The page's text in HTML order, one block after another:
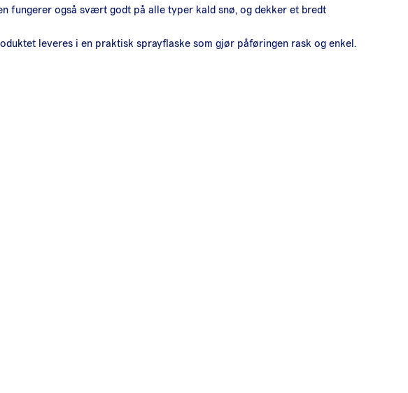
fungerer også svært godt på alle typer kald snø, og dekker et bredt
leveres i en praktisk sprayflaske som gjør påføringen rask og enkel.